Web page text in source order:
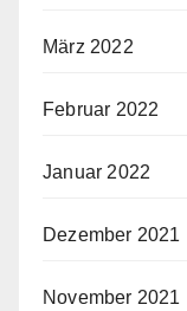
März 2022
Februar 2022
Januar 2022
Dezember 2021
November 2021